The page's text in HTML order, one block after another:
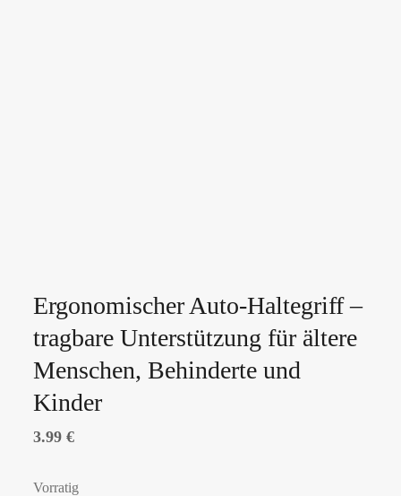
Ergonomischer Auto-Haltegriff –
tragbare Unterstützung für ältere
Menschen, Behinderte und
Kinder
3.99 €
Vorratig